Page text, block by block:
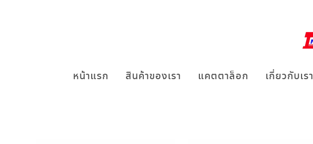
หน้าแรก สินค้าของเรา แคตตาล็อก เกี่ยวกับเรา